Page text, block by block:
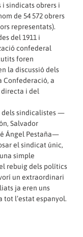
i sindicats obrers i
de 54 572 obrers
representats).
del 1911 i
confederal
foren
la discussió dels
Confederació, a
directa i del
dels sindicalistes —
Salvador
Ángel Pestaña—
el sindicat únic,
simple
rebuig dels polítics
un extraordinari
ja eren uns
tot l’estat espanyol.